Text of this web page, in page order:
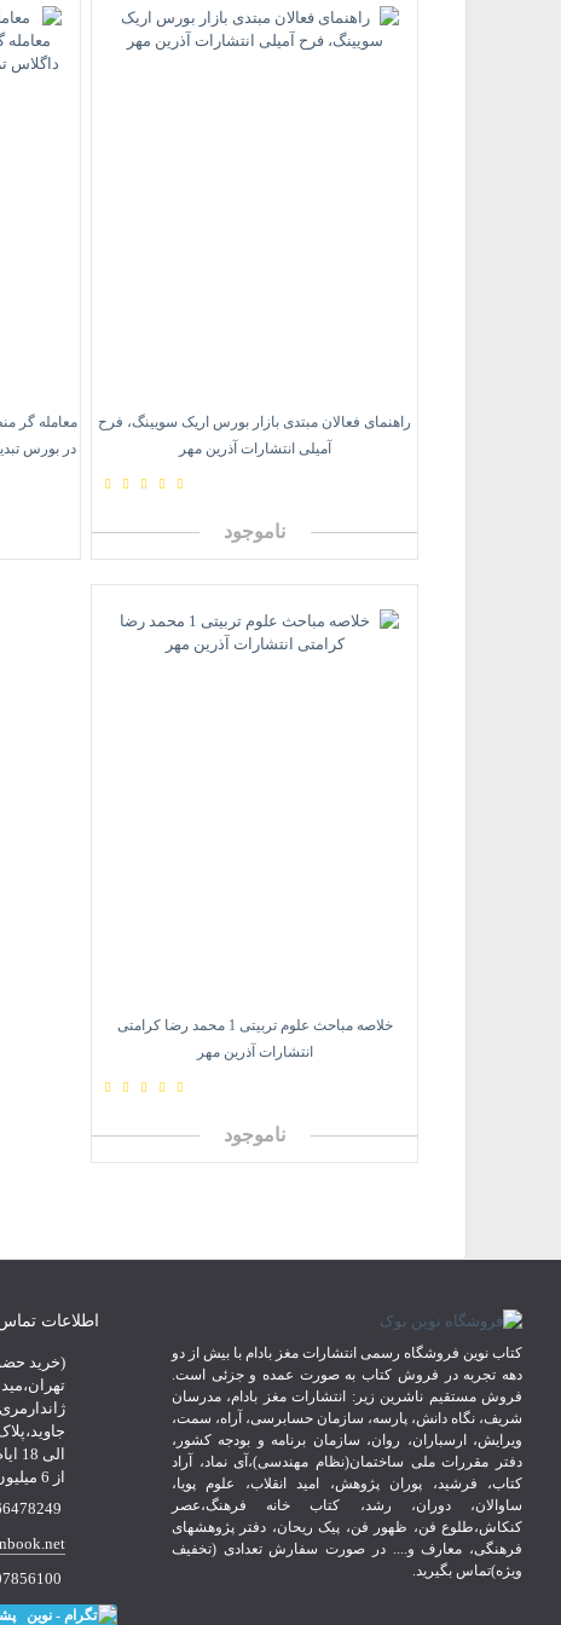
راهنمای فعالان مبتدی بازار بورس اریک سویینگ، فرح
آمیلی انتشارات آذرین مهر
ناموجود
معامله گر
در بورس
خلاصه مباحث علوم تربیتی 1 محمد رضا کرامتی
انتشارات آذرین مهر
ناموجود
کتاب نوین فروشگاه رسمی انتشارات مغز بادام با بیش از دو
دهه تجربه در فروش کتاب به صورت عمده و جزئی است.
فروش مستقیم ناشرین زیر: انتشارات مغز بادام، مدرسان
شریف، نگاه دانش، پارسه، سازمان حسابرسی، آراه، سمت،
ویرایش، ارسباران، روان، سازمان برنامه و بودجه کشور،
دفتر مقررات ملی ساختمان(نظام مهندسی)،آی نماد، آراد
کتاب، فرشید، پوران پژوهش، امید انقلاب، علوم پویا،
ساوالان، دوران، رشد، کتاب خانه فرهنگ،عصر
کنکاش،طلوع فن، ظهور فن، پیک ریحان، دفتر پژوهشهای
فرهنگی، معارف و.... در صورت سفارش تعدادی (تخفیف
ویژه)تماس بگیرید.
اطلاعات
(خرید
از 6 میلیون تومان*
/ 09107856100